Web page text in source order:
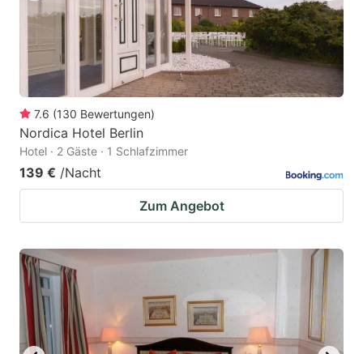
7.6 (130 Bewertungen)
Nordica Hotel Berlin
Hotel · 2 Gäste · 1 Schlafzimmer
139 € /Nacht
Zum Angebot